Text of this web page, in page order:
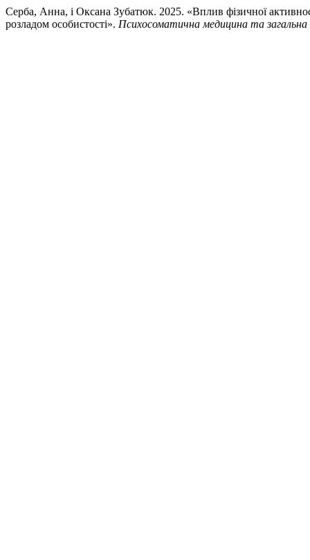
Серба, Анна, і Оксана Зубатюк. 2025. «Вплив фізичної
розладом особистості». Психосоматична медицина та